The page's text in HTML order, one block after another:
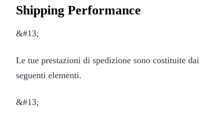
Shipping Performance
&#13;
Le tue prestazioni di spedizione sono costituite dai
seguenti elementi.
&#13;